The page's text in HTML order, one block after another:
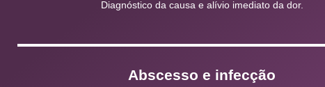
Diagnóstico da causa e alívio imediato da dor.
Abscesso e infecção